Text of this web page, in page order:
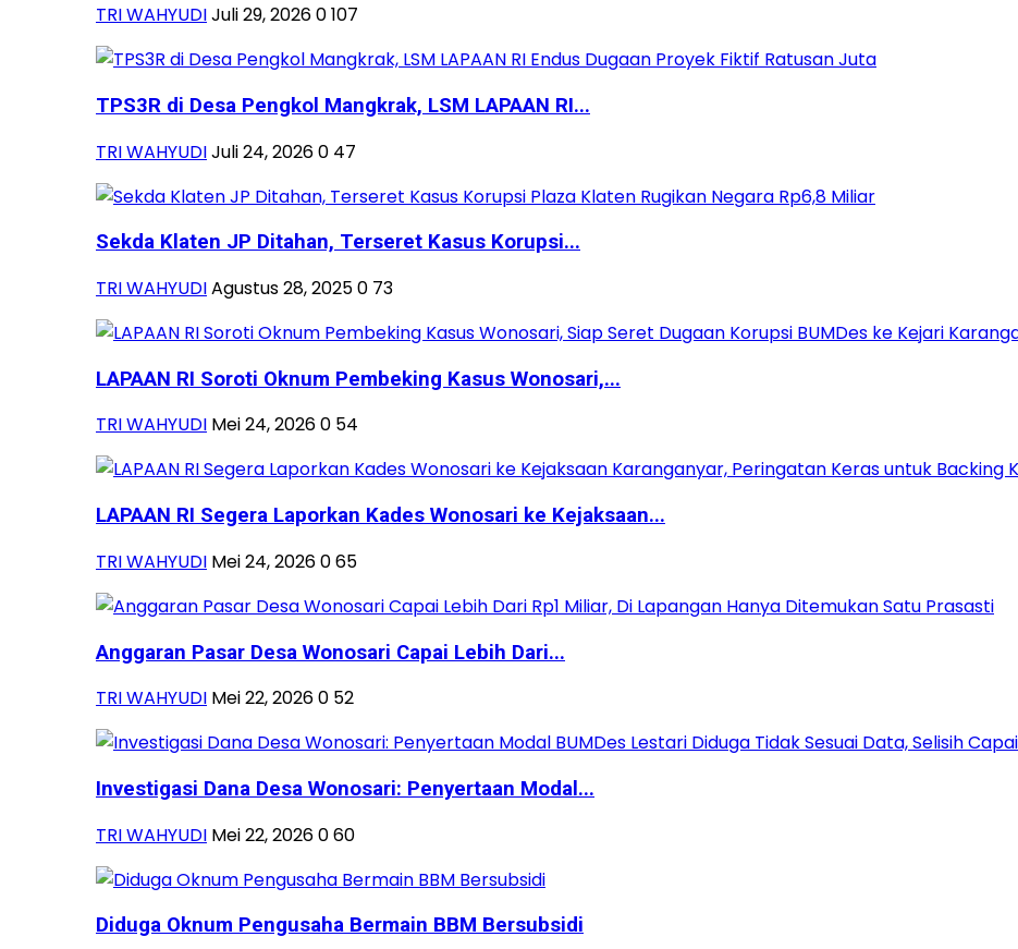
TRI WAHYUDIJuli 29, 20260107
TPS3R di Desa Pengkol Mangkrak, LSM LAPAAN RI...
TRI WAHYUDIJuli 24, 20260 47
Sekda Klaten JP Ditahan, Terseret Kasus Korupsi...
TRI WAHYUDIAgustus 28, 20250 73
LAPAAN RI Soroti Oknum Pembeking Kasus Wonosari,...
TRI WAHYUDI Mei 24, 20260 54
LAPAAN RI Segera Laporkan Kades Wonosari ke Kejaksaan...
TRI WAHYUDI Mei 24, 2026065
Anggaran Pasar Desa Wonosari Capai Lebih Dari...
TRI WAHYUDI Mei 22, 20260 52
Investigasi Dana Desa Wonosari: Penyertaan Modal...
TRI WAHYUDI Mei 22, 2026060
Diduga Oknum Pengusaha Bermain BBM Bersubsidi